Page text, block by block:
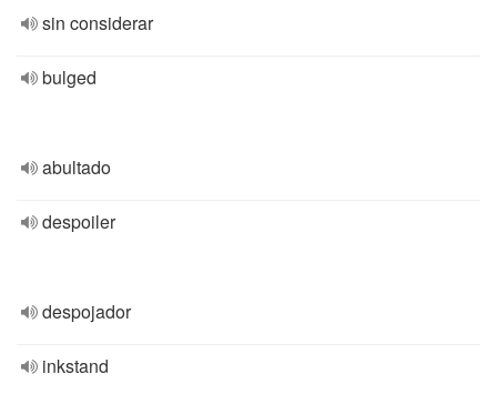
sin considerar
bulged
abultado
despoiler
despojador
inkstand